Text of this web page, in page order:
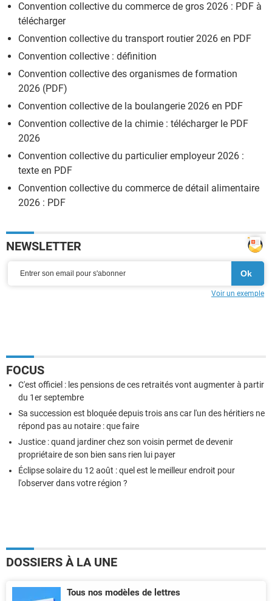
Convention collective du commerce de gros 2026 : PDF à
télécharger
Convention collective du transport routier 2026 en PDF
Convention collective : définition
Convention collective des organismes de formation
2026 (PDF)
Convention collective de la boulangerie 2026 en PDF
Convention collective de la chimie : télécharger le PDF
2026
Convention collective du particulier employeur 2026 :
texte en PDF
Convention collective du commerce de détail alimentaire
2026 : PDF
NEWSLETTER
Voir un exemple
FOCUS
C'est officiel : les pensions de ces retraités vont augmenter à partir
du 1er septembre
Sa succession est bloquée depuis trois ans car l'un des héritiers ne
répond pas au notaire : que faire
Justice : quand jardiner chez son voisin permet de devenir
propriétaire de son bien sans rien lui payer
Éclipse solaire du 12 août : quel est le meilleur endroit pour
l'observer dans votre région ?
DOSSIERS À LA UNE
Tous nos modèles de lettres